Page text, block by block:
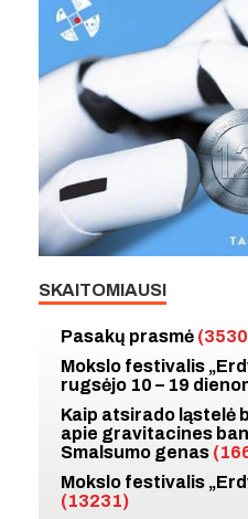
SKAITOMIAUSI
Pasakų prasmė
Mokslo festivalis
rugsėjo 10 – 19
Kaip atsirado ląstelė
apie gravitacines
Smalsumo genas
Mokslo festivalis
(13231)